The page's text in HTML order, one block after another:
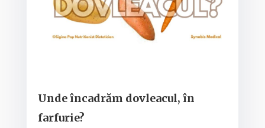
Unde încadrăm dovleacul, în
farfurie?